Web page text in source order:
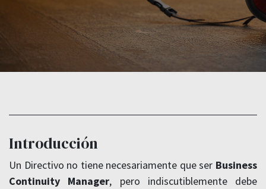
Introducción
Un Directivo no tiene necesariamente que ser Business
Continuity Manager, pero indiscutiblemente debe